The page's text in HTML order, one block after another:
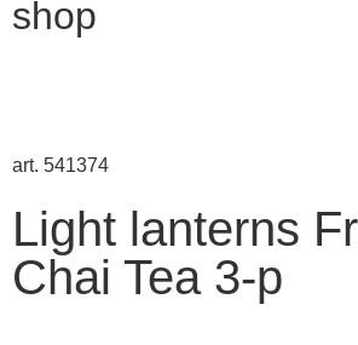
shop
art. 541374
Light lanterns
Chai Tea 3-p